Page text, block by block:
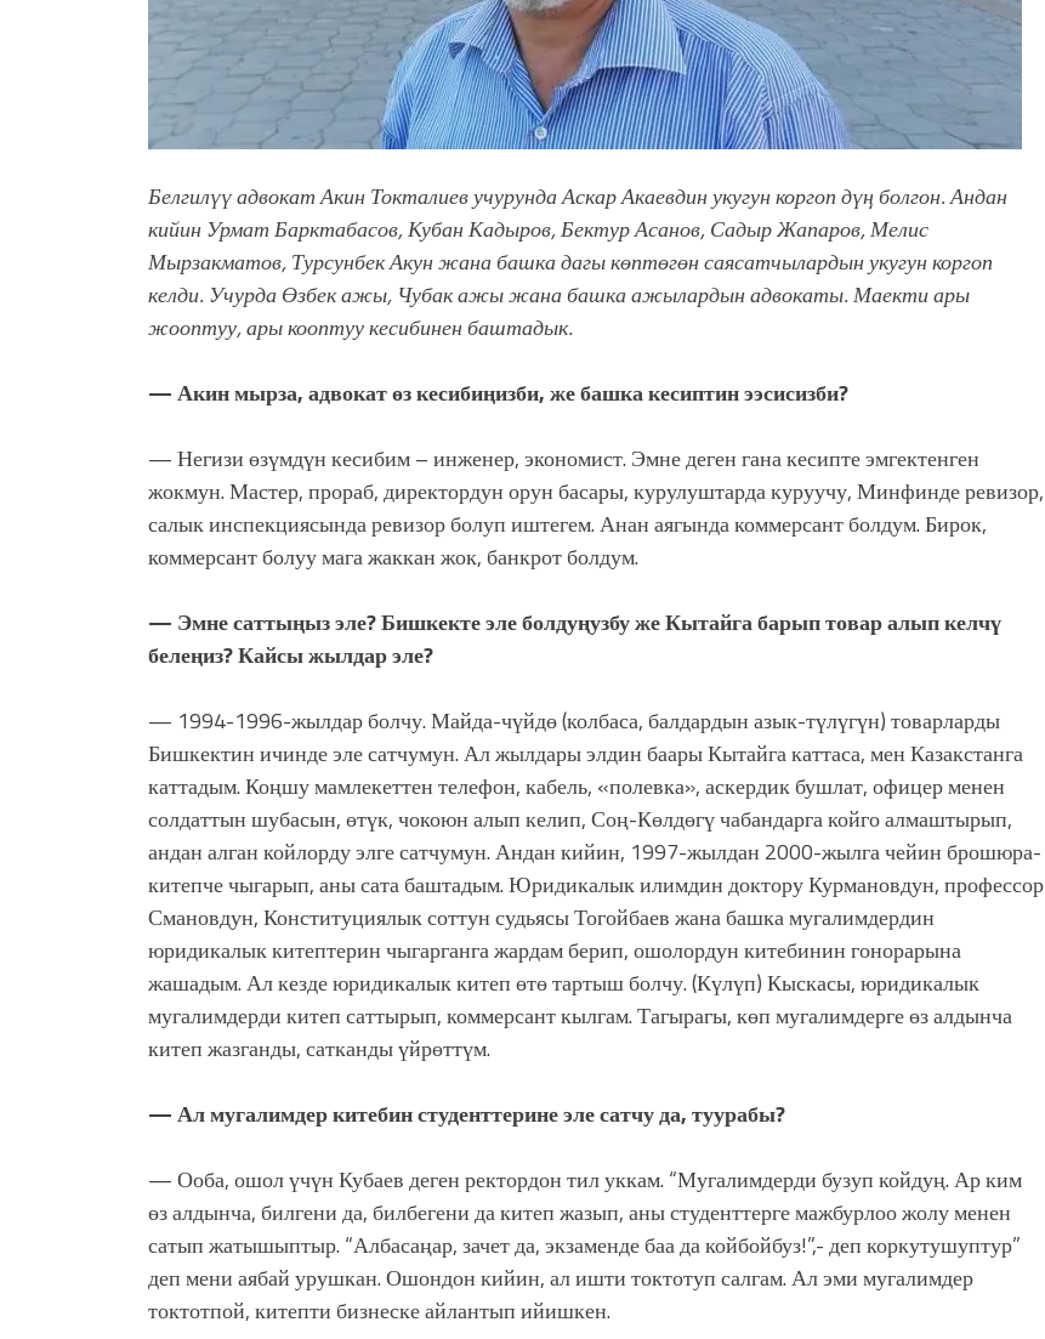
Белгилүү адвокат Акин Токталиев учурунда Аскар Акаевдин укугун коргоп дүң болгон. Андан
кийинУрмат Барктабасов, Кубан Кадыров, Бектур Асанов, Садыр Жапаров, Мелис
Мырзакматов, Турсунбек Акун жана башка дагы көптөгөн саясатчылардын укугун коргоп
келди. Учурда Өзбек ажы, Чубак ажы жана башка ажылардын адвокаты. Маекти ары
жооптуу, ары кооптуукесибинен баштадык.
— Акин мырза, адвокат өз кесибиңизби, же башка кесиптин ээсисизби?
— Негизи өзүмдүн кесибим – инженер, экономист. Эмне деген гана кесипте эмгектенген
жокмун. Мастер, прораб, директордун орун басары, курулуштарда куруучу, Минфинде ревизор,
салык инспекциясында ревизор болуп иштегем. Анан аягында коммерсант болдум. Бирок,
коммерсант болуу мага жаккан жок, банкрот болдум.
— Эмне саттыңыз эле? Бишкекте эле болдуңузбу же Кытайга барып товар алып келчү
белеңиз? Кайсы жылдар эле?
— 1994-1996-жылдар болчу. Майда-чүйдө (колбаса, балдардын азык-түлүгүн) товарларды
Бишкектин ичинде эле сатчумун. Ал жылдары элдин баары Кытайга каттаса, мен Казакстанга
каттадым. Коңшу мамлекеттен телефон, кабель, «полевка», аскердик бушлат, офицер менен
солдаттын шубасын, өтүк, чокоюн алып келип, Соң-Көлдөгү чабандарга койго алмаштырып,
андан алган койлорду элге сатчумун. Андан кийин, 1997-жылдан 2000-жылга чейин брошюра-
китепче чыгарып, аны сата баштадым. Юридикалык илимдин доктору Курмановдун, профессор
Смановдун, Конституциялык соттун судьясы Тогойбаев жана башка мугалимдердин
юридикалык китептерин чыгарганга жардам берип, ошолордун китебинин гонорарына
жашадым. Ал кезде юридикалык китеп өтө тартыш болчу. (Күлүп) Кыскасы, юридикалык
мугалимдерди китеп саттырып, коммерсант кылгам. Тагырагы, көп мугалимдерге өз алдынча
китеп жазганды, сатканды үйрөттүм.
— Ал мугалимдер китебин студенттерине эле сатчу да, туурабы?
— Ооба, ошол үчүн Кубаев деген ректордон тил уккам. “Мугалимдерди бузуп койдуң. Ар ким
өз алдынча, билгени да, билбегени да китеп жазып, аны студенттерге мажбурлоо жолу менен
сатып жатышыптыр. “Албасаңар, зачет да, экзаменде баа да койбойбуз!”,- деп коркутушуптур”
деп мени аябай урушкан. Ошондон кийин, ал ишти токтотуп салгам. Ал эми мугалимдер
токтотпой, китепти бизнеске айлантып ийишкен.